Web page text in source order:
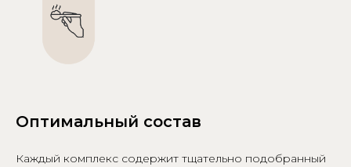
Оптимальный состав
Каждый комплекс содержит тщательно подобранный